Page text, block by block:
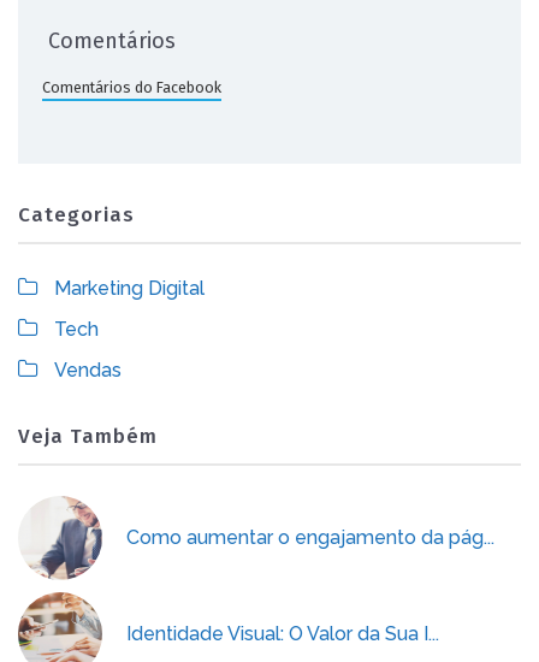
Comentários
Comentários do Facebook
Categorias
Marketing Digital
Tech
Vendas
Veja Também
Como aumentar o engajamento da pág...
Identidade Visual: O Valor da Sua I...